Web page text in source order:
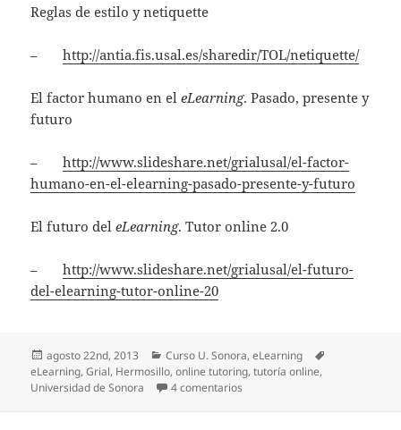
Reglas de estilo y netiquette
–http://antia.fis.usal.es/sharedir/TOL/netiquette/
El factor humano en eleLearning. Pasado, presente y
futuro
–http://www.slideshare.net/grialusal/el-factor-
humano-en-el-elearning-pasado-presente-y-futuro
El futuro deleLearning. Tutor online 2.0
–http://www.slideshare.net/grialusal/el-futuro-
del-elearning-tutor-online-20
Publicado
el
agosto 22nd, 2013 Categorías
Curso U. Sonora,eLearning
eLearning,Grial, Hermosillo,online tutoring,tutoría online,
Universidad de Sonora
4 comentarios